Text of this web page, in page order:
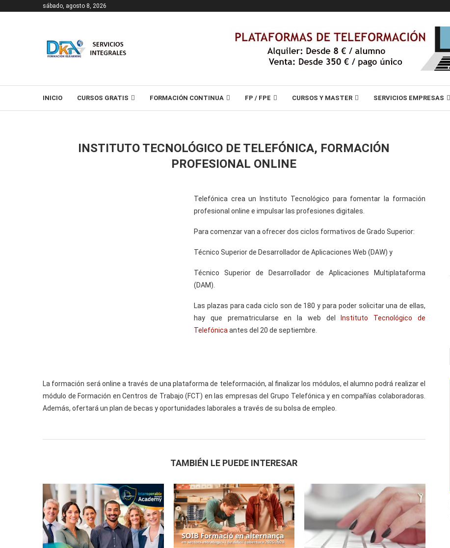
sábado, agosto 8, 2026
INICIO CURSOS GRATIS FORMACIÓN CONTINUA FP / FPE CURSOS Y MASTER SERVICIOS EMPRESAS
INSTITUTO TECNOLÓGICO DE TELEFÓNICA, FORMACIÓN
PROFESIONAL ONLINE
Telefónica crea un Instituto Tecnológico para fomentar la formación
profesional online e impulsar las profesiones digitales.
Para comenzar van a ofrecer dos ciclos formativos de Grado Superior:
Técnico Superior de Desarrollador de Aplicaciones Web (DAW) y
Técnico Superior de Desarrollador de Aplicaciones Multiplataforma
(DAM).
Las plazas para cada ciclo son de 180 y para poder solicitar una de ellas,
hay que prematricularse en la web del
Instituto Tecnológico de
Telefónica antes del 20 de septiembre.
La formación será online a través de una plataforma de teleformación, al finalizar los módulos, el alumno podrá realizar el
módulo de Formación en Centros de Trabajo (FCT) en las empresas del Grupo Telefónica y en compañías colaboradoras.
Además, ofertará un plan de becas y oportunidades laborales a través de su bolsa de empleo.
TAMBIÉN LE PUEDE INTERESAR